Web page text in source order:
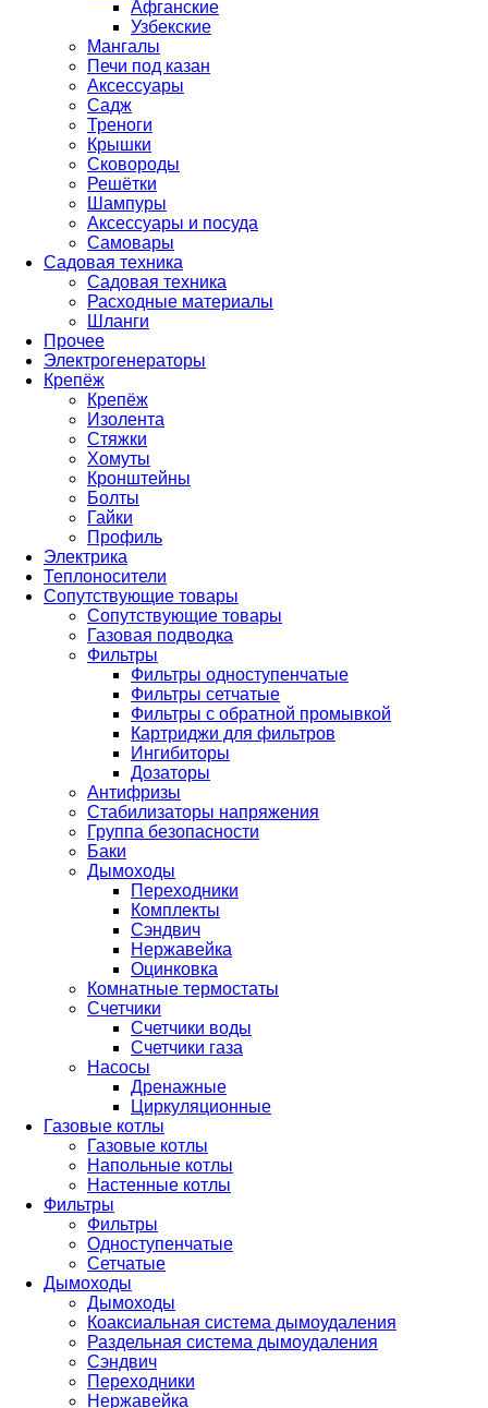
Афганские
Узбекские
Мангалы
Печи под казан
Аксессуары
Садж
Треноги
Крышки
Сковороды
Решётки
Шампуры
Аксессуары и посуда
Самовары
Садовая техника
Садовая техника
Расходные материалы
Шланги
Прочее
Электрогенераторы
Крепёж
Крепёж
Изолента
Стяжки
Хомуты
Кронштейны
Болты
Гайки
Профиль
Электрика
Теплоносители
Сопутствующие товары
Сопутствующие товары
Газовая подводка
Фильтры
Фильтры одноступенчатые
Фильтры сетчатые
Фильтры с обратной промывкой
Картриджи для фильтров
Ингибиторы
Дозаторы
Антифризы
Стабилизаторы напряжения
Группа безопасности
Баки
Дымоходы
Переходники
Комплекты
Сэндвич
Нержавейка
Оцинковка
Комнатные термостаты
Счетчики
Счетчики воды
Счетчики газа
Насосы
Дренажные
Циркуляционные
Газовые котлы
Газовые котлы
Напольные котлы
Настенные котлы
Фильтры
Фильтры
Одноступенчатые
Сетчатые
Дымоходы
Дымоходы
Коаксиальная система дымоудаления
Раздельная система дымоудаления
Сэндвич
Переходники
Нержавейка